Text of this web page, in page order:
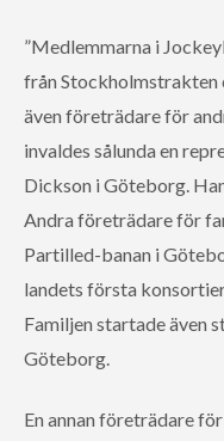
”Medlemmarna i
från Stockholmstrakten
även företrädare för
invaldes sålunda en
Dickson i Göteborg.
Andra företrädare för
Partilled-banan i
landets första
Familjen startade även
Göteborg.
En annan företrädare